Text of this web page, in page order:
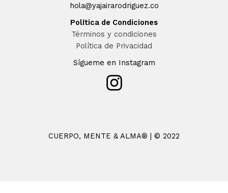
hola@yajairarodriguez.co
Política de Condiciones
Términos y condiciones
Política de Privacidad
Sígueme en Instagram
CUERPO, MENTE & ALMA® | © 2022